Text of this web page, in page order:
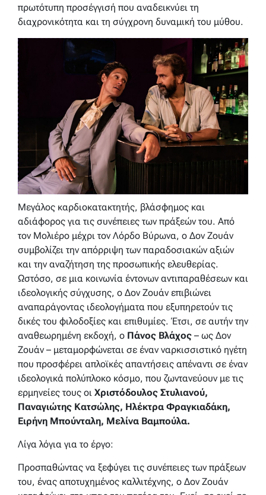
πρωτότυπη προσέγγισή που αναδεικνύει τη
διαχρονικότητα και τη σύγχρονη δυναμική του μύθου.
Μεγάλος καρδιοκατακτητής, βλάσφημος και
αδιάφορος για τις συνέπειες των πράξεών του. Από
τον Μολιέρο μέχρι τον Λόρδο Βύρωνα, ο Δον Ζουάν
συμβολίζει την απόρριψη των παραδοσιακών αξιών
και την αναζήτηση της προσωπικής ελευθερίας.
Ωστόσο, σε μια κοινωνία έντονων αντιπαραθέσεων και
ιδεολογικής σύγχυσης, ο Δον Ζουάν επιβιώνει
αναπαράγοντας ιδεολογήματα που εξυπηρετούν τις
δικές του φιλοδοξίες και επιθυμίες. Έτσι, σε αυτήν την
αναθεωρημένη εκδοχή, ο Πάνος Βλάχος – ως Δον
Ζουάν – μεταμορφώνεται σε έναν ναρκισσιστικό ηγέτη
που προσφέρει απλοϊκές απαντήσεις απέναντι σε έναν
ιδεολογικά πολύπλοκο κόσμο, που ζωντανεύουν με τις
ερμηνείες τους οι Χριστόδουλος Στυλιανού,
Παναγιώτης Κατσώλης, Ηλέκτρα Φραγκιαδάκη,
Ειρήνη Μπούνταλη, Μελίνα Βαμπούλα.
Λίγα λόγια για το έργο:
Προσπαθώντας να ξεφύγει τις συνέπειες των πράξεων
του, ένας αποτυχημένος καλλιτέχνης, ο Δον Ζουάν